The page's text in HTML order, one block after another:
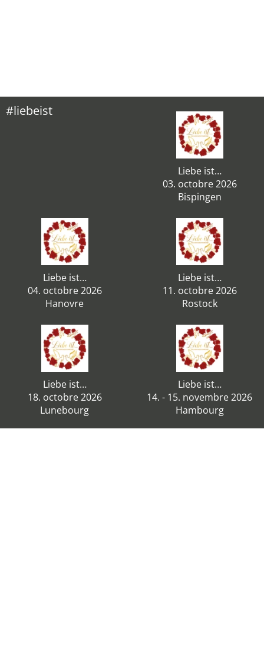
#liebeist
Liebe ist…
03. octobre 2026
Bispingen
Liebe ist…
04. octobre 2026
Hanovre
Liebe ist…
11. octobre 2026
Rostock
Liebe ist…
18. octobre 2026
Lunebourg
Liebe ist…
14. - 15. novembre 2026
Hambourg